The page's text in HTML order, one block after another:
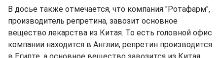
В досье также отмечается, что компания "Ротафарм",
производитель репретина, завозит основное
вещество лекарства из Китая. То есть головной офис
компании находится в Англии, репретин производится